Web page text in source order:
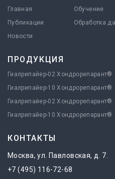
Главная
Публикации
Новости
Обучение
Обработка
ПРОДУКЦИЯ
Гиалрипайер-02 Хондрорепарант®
Гиалрипайер-10 Хондрорепарант®
Гиалрипайер-02 Хондрорепарант®
Гиалрипайер-10 Хондрорепарант®
КОНТАКТЫ
Москва, ул. Павловская, д. 7.
+7 (495) 116-72-68